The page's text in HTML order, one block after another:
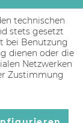
technischen
stets gesetzt
bei Benutzung
dienen oder die
Netzwerken
Zustimmung